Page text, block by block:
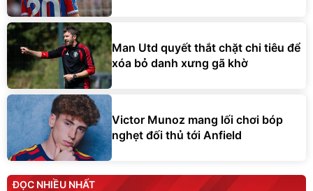
Man Utd quyết thắt chặt chi tiêu để
xóa bỏ danh xưng gã khờ
Victor Munoz mang lối chơi bóp
nghẹt đối thủ tới Anfield
ĐỌC NHIỀU NHẤT